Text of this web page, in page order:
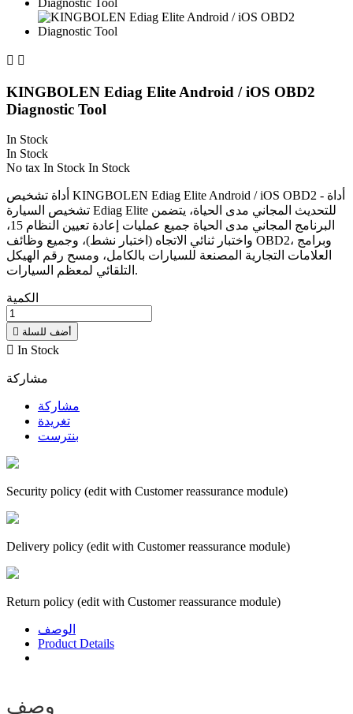
 
KINGBOLEN Ediag Elite Android / iOS OBD2
Diagnostic Tool
In Stock
In Stock
No tax In Stock In Stock
أداة تشخيص KINGBOLEN Ediag Elite Android / iOS OBD2 - أداة
تشخيص السيارة Ediag Elite للتحديث المجاني مدى الحياة، يتضمن
البرنامج المجاني مدى الحياة جميع عمليات إعادة تعيين النظام 15،
واختبار ثنائي الاتجاه (اختبار نشط)، وجميع وظائف OBD2، وبرامج
العلامات التجارية المصنعة للسيارات بالكامل، ومسح رقم الهيكل
التلقائي لمعظم السيارات.
الكمية
 أضف للسلة
 In Stock
مشاركة
مشاركة
تغريدة
بنترست
Security policy (edit with Customer reassurance module)
Delivery policy (edit with Customer reassurance module)
Return policy (edit with Customer reassurance module)
الوصف
Product Details
وصف